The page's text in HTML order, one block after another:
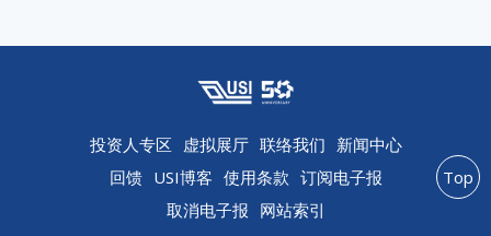
投资人专区 虚拟展厅 联络我们 新闻中心
回馈 USI博客 使用条款 订阅电子报
取消电子报 网站索引
Top